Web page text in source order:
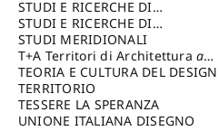
DELL’ARCHITETTURA E
DELL’AMBIENTEa cura di: Migliari
Riccardo
ARCHEOLOGIA IN SICILIA
di: Pelagatti Paola
STUDI E RICERCHE DI
ARCHITETTURA del Dipartimento
di Architettura Università degli
Studi G. d' Annunzio
STUDI E RICERCHE DI
ARCHITETTURA del Dipartimento
di Architettura Università degli
Studi G. d' Annunzio, Chieti-
Pescaraa cura di: Fusero Paolo
STUDI MERIDIONALI
T+A Territori di Architetturaa
cura di: Ramazzotti Luigi
TEORIA E CULTURA DEL DESIGN
cura di: Furlanis Giuseppe
TERRITORIO
TESSERE LA SPERANZA
UNIONE ITALIANA DISEGNO